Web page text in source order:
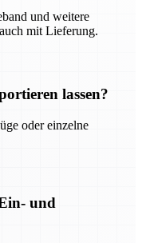
und weitere
mit Lieferung.
lassen?
oder einzelne
und